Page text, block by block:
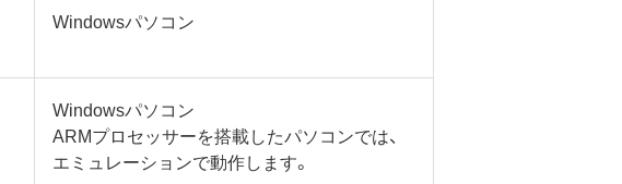
Windowsパソコン
Windowsパソコン
ARMプロセッサーを搭載したパソコンでは、
エミュレーションで動作します。